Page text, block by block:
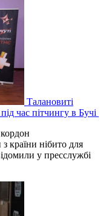
Талановиті
час пітчингу в Бучі
країни нібито для
у пресслужбі